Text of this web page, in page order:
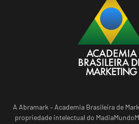
A Abramark – Academia Brasileira de
propriedade intelectual do